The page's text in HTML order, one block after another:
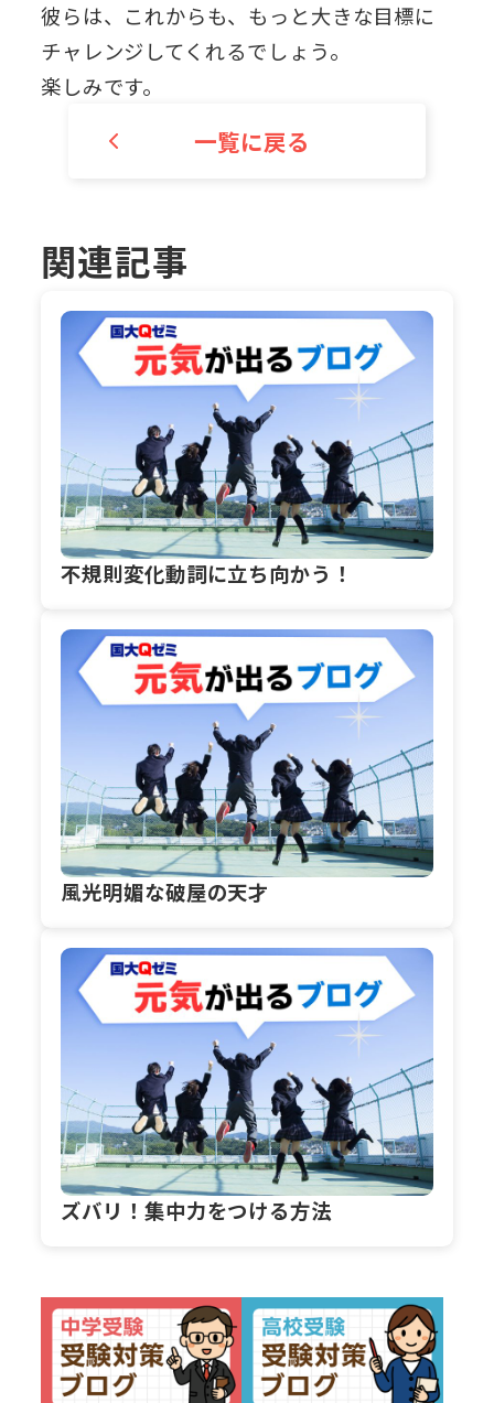
彼らは、これからも、もっと大きな目標に
チャレンジしてくれるでしょう。
楽しみです。
一覧に戻る
関連記事
不規則変化動詞に立ち向かう！
風光明媚な破屋の天才
ズバリ！集中力をつける方法